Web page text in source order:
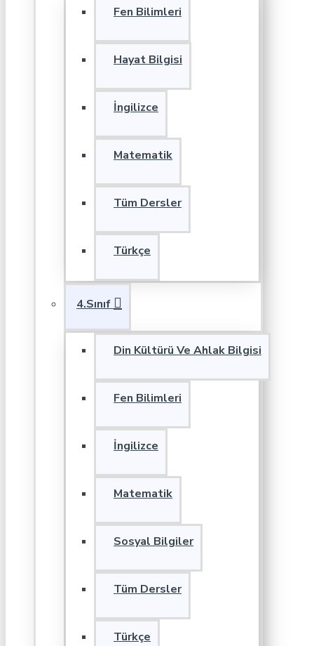
Fen Bilimleri
Hayat Bilgisi
İngilizce
Matematik
Tüm Dersler
Türkçe
4.Sınıf
Din Kültürü Ve Ahlak Bilgisi
Fen Bilimleri
İngilizce
Matematik
Sosyal Bilgiler
Tüm Dersler
Türkçe